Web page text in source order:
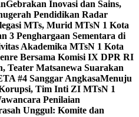
Gebrakan Inovasi dan Sains,
Pendidikan Radar
MTs, Murid MTsN 1 Kota
3 Penghargaan Sementara di
Akademika MTsN 1 Kota
Bersama Komisi IX DPR RI
Teater Matsanewa Suarakan
#4 Sanggar AngkasaMenuju
Tim Inti ZI MTsN 1
Penilaian
Unggul: Komite dan